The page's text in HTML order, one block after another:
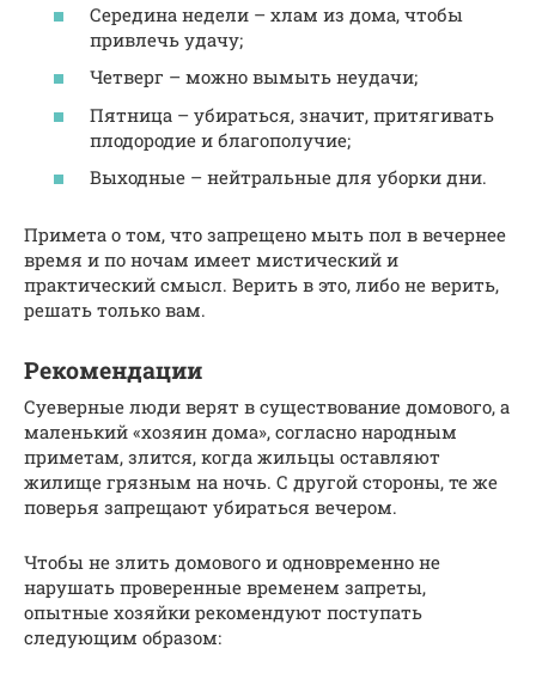
Середина недели – хлам из дома, чтобы
привлечь удачу;
Четверг – можно вымыть неудачи;
Пятница – убираться, значит, притягивать
плодородие и благополучие;
Выходные – нейтральные для уборки дни.
Примета о том, что запрещено мыть пол в вечернее
время и по ночам имеет мистический и
практический смысл. Верить в это, либо не верить,
решать только вам.
Рекомендации
Суеверные люди верят в существование домового, а
маленький «хозяин дома», согласно народным
приметам, злится, когда жильцы оставляют
жилище грязным на ночь. С другой стороны, те же
поверья запрещают убираться вечером.
Чтобы не злить домового и одновременно не
нарушать проверенные временем запреты,
опытные хозяйки рекомендуют поступать
следующим образом: